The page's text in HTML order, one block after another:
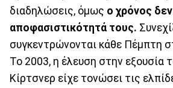
διαδηλώσεις, όμως ο χρόνος
αποφασιστικότητά τους.
συγκεντρώνονται κάθε Πέμπτη
Το 2003, η έλευση στην εξουσία
Κίρτσνερ είχε τονώσει τις